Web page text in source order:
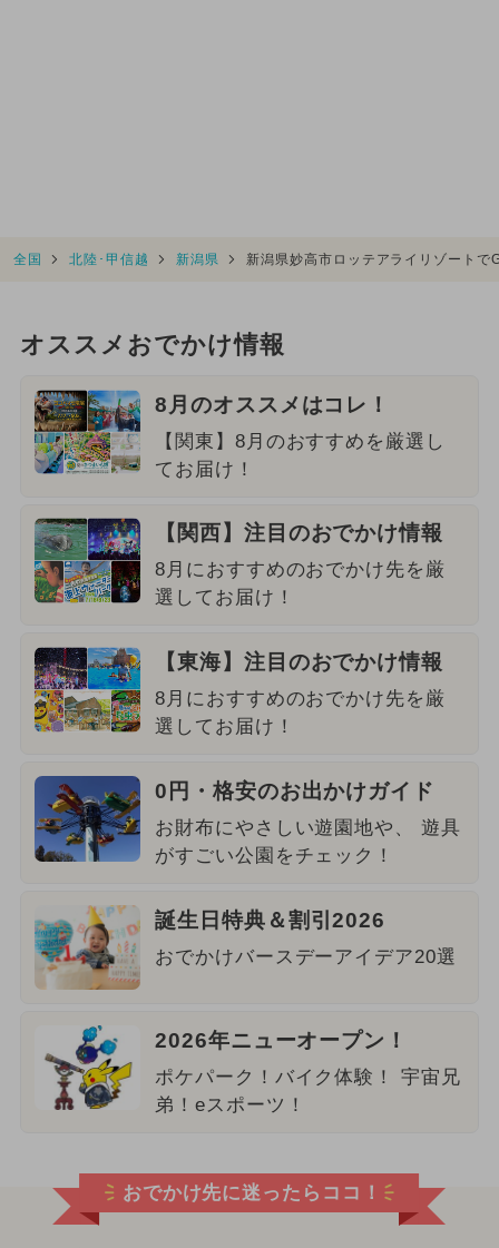
全国 北陸･甲信越 新潟県 新潟県妙高市ロッテアライリゾート
オススメおでかけ情報
8月のオススメはコレ！
【関東】8月のおすすめを厳選し
てお届け！
【関西】注目のおでかけ情報
8月におすすめのおでかけ先を厳
選してお届け！
【東海】注目のおでかけ情報
8月におすすめのおでかけ先を厳
選してお届け！
0円・格安のお出かけガイド
お財布にやさしい遊園地や、 遊具
がすごい公園をチェック！
誕生日特典＆割引2026
おでかけバースデーアイデア20選
2026年ニューオープン！
ポケパーク！バイク体験！ 宇宙兄
弟！eスポーツ！
おでかけ先に迷ったらココ！